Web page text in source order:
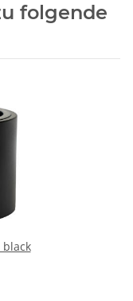
folgende